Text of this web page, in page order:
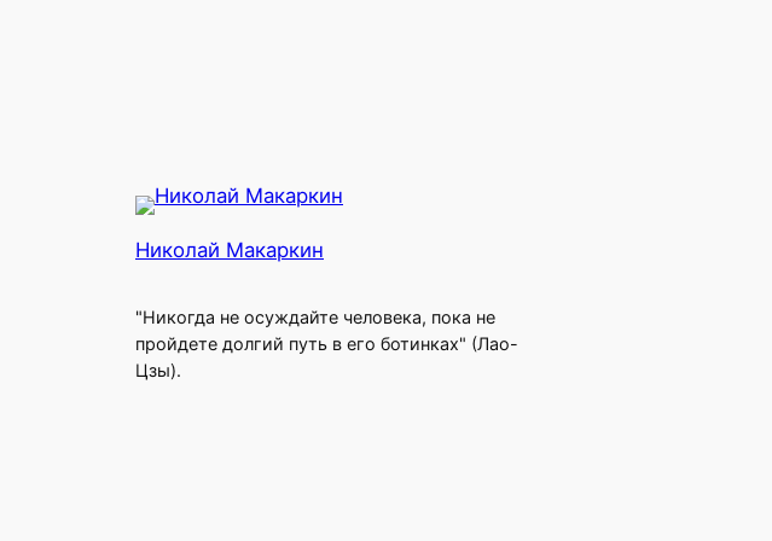
Николай Макаркин
"Никогда не осуждайте человека, пока не
пройдете долгий путь в его ботинках" (Лао-
Цзы).